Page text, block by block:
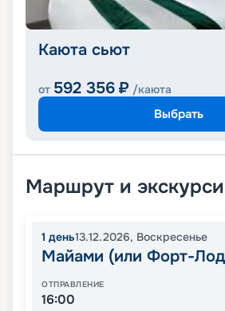
Каюта сьют
от 592 356 ₽ /каюта
Выбрать
Маршрут и
1 день13.12.2026, Воскресенье
Майами (или Форт-
ОТПРАВЛЕНИЕ
16:00